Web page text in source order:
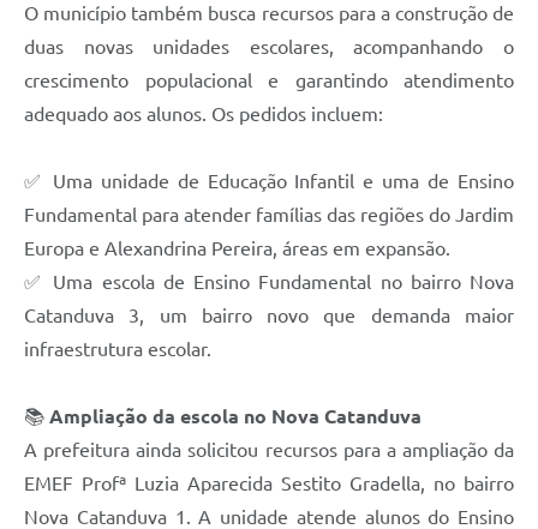
O município também busca recursos para a construção de
duas novas unidades escolares, acompanhando o
crescimento populacional e garantindo atendimento
adequado aos alunos. Os pedidos incluem:
✅ Uma unidade de Educação Infantil e uma de Ensino
Fundamental para atender famílias das regiões do Jardim
Europa e Alexandrina Pereira, áreas em expansão.
✅ Uma escola de Ensino Fundamental no bairro Nova
Catanduva 3, um bairro novo que demanda maior
infraestrutura escolar.
📚 Ampliação da escola no Nova Catanduva
A prefeitura ainda solicitou recursos para a ampliação da
EMEF Profª Luzia Aparecida Sestito Gradella, no bairro
Nova Catanduva 1. A unidade atende alunos do Ensino